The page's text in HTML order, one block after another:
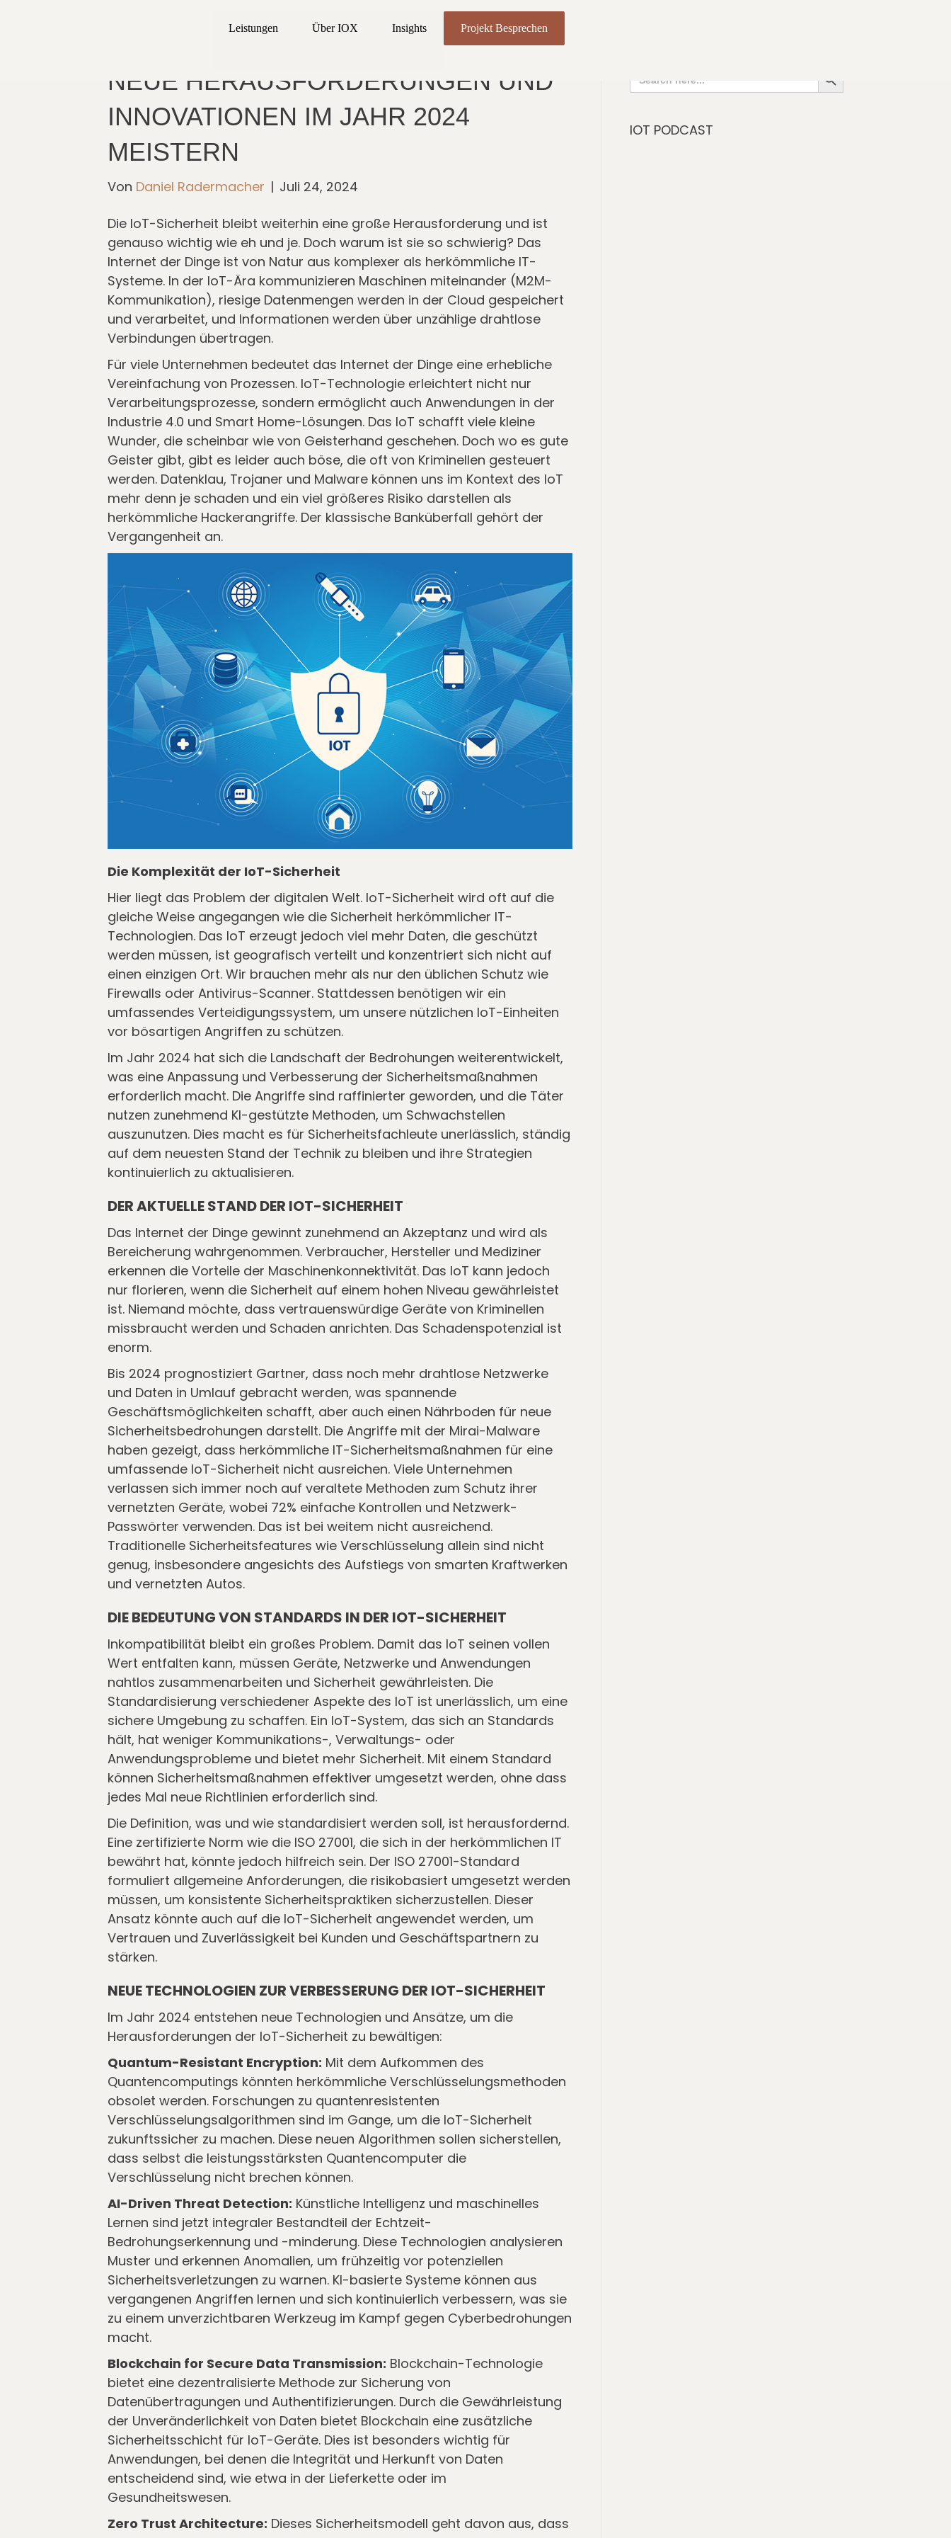
Leistungen Über IOX Insights Projekt Besprechen
DIE ZUKUNFT DER IOT-SICHERHEIT:
NEUE HERAUSFORDERUNGEN UND
INNOVATIONEN IM JAHR 2024
MEISTERN
Von Daniel Radermacher | Juli 24, 2024
Die IoT-Sicherheit bleibt weiterhin eine große Herausforderung und ist
genauso wichtig wie eh und je. Doch warum ist sie so schwierig? Das
Internet der Dinge ist von Natur aus komplexer als herkömmliche IT-
Systeme. In der IoT-Ära kommunizieren Maschinen miteinander (M2M-
Kommunikation), riesige Datenmengen werden in der Cloud gespeichert
und verarbeitet, und Informationen werden über unzählige drahtlose
Verbindungen übertragen.
Für viele Unternehmen bedeutet das Internet der Dinge eine erhebliche
Vereinfachung von Prozessen. IoT-Technologie erleichtert nicht nur
Verarbeitungsprozesse, sondern ermöglicht auch Anwendungen in der
Industrie 4.0 und Smart Home-Lösungen. Das IoT schafft viele kleine
Wunder, die scheinbar wie von Geisterhand geschehen. Doch wo es gute
Geister gibt, gibt es leider auch böse, die oft von Kriminellen gesteuert
werden. Datenklau, Trojaner und Malware können uns im Kontext des IoT
mehr denn je schaden und ein viel größeres Risiko darstellen als
herkömmliche Hackerangriffe. Der klassische Banküberfall gehört der
Vergangenheit an.
Die Komplexität der IoT-Sicherheit
Hier liegt das Problem der digitalen Welt. IoT-Sicherheit wird oft auf die
gleiche Weise angegangen wie die Sicherheit herkömmlicher IT-
Technologien. Das IoT erzeugt jedoch viel mehr Daten, die geschützt
werden müssen, ist geografisch verteilt und konzentriert sich nicht auf
einen einzigen Ort. Wir brauchen mehr als nur den üblichen Schutz wie
Firewalls oder Antivirus-Scanner. Stattdessen benötigen wir ein
umfassendes Verteidigungssystem, um unsere nützlichen IoT-Einheiten
vor bösartigen Angriffen zu schützen.
Im Jahr 2024 hat sich die Landschaft der Bedrohungen weiterentwickelt,
was eine Anpassung und Verbesserung der Sicherheitsmaßnahmen
erforderlich macht. Die Angriffe sind raffinierter geworden, und die Täter
nutzen zunehmend KI-gestützte Methoden, um Schwachstellen
auszunutzen. Dies macht es für Sicherheitsfachleute unerlässlich, ständig
auf dem neuesten Stand der Technik zu bleiben und ihre Strategien
kontinuierlich zu aktualisieren.
DER AKTUELLE STAND DER IOT-SICHERHEIT
Das Internet der Dinge gewinnt zunehmend an Akzeptanz und wird als
Bereicherung wahrgenommen. Verbraucher, Hersteller und Mediziner
erkennen die Vorteile der Maschinenkonnektivität. Das IoT kann jedoch
nur florieren, wenn die Sicherheit auf einem hohen Niveau gewährleistet
ist. Niemand möchte, dass vertrauenswürdige Geräte von Kriminellen
missbraucht werden und Schaden anrichten. Das Schadenspotenzial ist
enorm.
Bis 2024 prognostiziert Gartner, dass noch mehr drahtlose Netzwerke
und Daten in Umlauf gebracht werden, was spannende
Geschäftsmöglichkeiten schafft, aber auch einen Nährboden für neue
Sicherheitsbedrohungen darstellt. Die Angriffe mit der Mirai-Malware
haben gezeigt, dass herkömmliche IT-Sicherheitsmaßnahmen für eine
umfassende IoT-Sicherheit nicht ausreichen. Viele Unternehmen
verlassen sich immer noch auf veraltete Methoden zum Schutz ihrer
vernetzten Geräte, wobei 72% einfache Kontrollen und Netzwerk-
Passwörter verwenden. Das ist bei weitem nicht ausreichend.
Traditionelle Sicherheitsfeatures wie Verschlüsselung allein sind nicht
genug, insbesondere angesichts des Aufstiegs von smarten Kraftwerken
und vernetzten Autos.
DIE BEDEUTUNG VON STANDARDS IN DER IOT-SICHERHEIT
Inkompatibilität bleibt ein großes Problem. Damit das IoT seinen vollen
Wert entfalten kann, müssen Geräte, Netzwerke und Anwendungen
nahtlos zusammenarbeiten und Sicherheit gewährleisten. Die
Standardisierung verschiedener Aspekte des IoT ist unerlässlich, um eine
sichere Umgebung zu schaffen. Ein IoT-System, das sich an Standards
hält, hat weniger Kommunikations-, Verwaltungs- oder
Anwendungsprobleme und bietet mehr Sicherheit. Mit einem Standard
können Sicherheitsmaßnahmen effektiver umgesetzt werden, ohne dass
jedes Mal neue Richtlinien erforderlich sind.
Die Definition, was und wie standardisiert werden soll, ist herausfordernd.
Eine zertifizierte Norm wie die ISO 27001, die sich in der herkömmlichen IT
bewährt hat, könnte jedoch hilfreich sein. Der ISO 27001-Standard
formuliert allgemeine Anforderungen, die risikobasiert umgesetzt werden
müssen, um konsistente Sicherheitspraktiken sicherzustellen. Dieser
Ansatz könnte auch auf die IoT-Sicherheit angewendet werden, um
Vertrauen und Zuverlässigkeit bei Kunden und Geschäftspartnern zu
stärken.
NEUE TECHNOLOGIEN ZUR VERBESSERUNG DER IOT-SICHERHEIT
Im Jahr 2024 entstehen neue Technologien und Ansätze, um die
Herausforderungen der IoT-Sicherheit zu bewältigen:
Quantum-Resistant Encryption: Mit dem Aufkommen des
Quantencomputings könnten herkömmliche Verschlüsselungsmethoden
obsolet werden. Forschungen zu quantenresistenten
Verschlüsselungsalgorithmen sind im Gange, um die IoT-Sicherheit
zukunftssicher zu machen. Diese neuen Algorithmen sollen sicherstellen,
dass selbst die leistungsstärksten Quantencomputer die
Verschlüsselung nicht brechen können.
AI-Driven Threat Detection: Künstliche Intelligenz und maschinelles
Lernen sind jetzt integraler Bestandteil der Echtzeit-
Bedrohungserkennung und -minderung. Diese Technologien analysieren
Muster und erkennen Anomalien, um frühzeitig vor potenziellen
Sicherheitsverletzungen zu warnen. KI-basierte Systeme können aus
vergangenen Angriffen lernen und sich kontinuierlich verbessern, was sie
zu einem unverzichtbaren Werkzeug im Kampf gegen Cyberbedrohungen
macht.
Blockchain for Secure Data Transmission: Blockchain-Technologie
bietet eine dezentralisierte Methode zur Sicherung von
Datenübertragungen und Authentifizierungen. Durch die Gewährleistung
der Unveränderlichkeit von Daten bietet Blockchain eine zusätzliche
Sicherheitsschicht für IoT-Geräte. Dies ist besonders wichtig für
Anwendungen, bei denen die Integrität und Herkunft von Daten
entscheidend sind, wie etwa in der Lieferkette oder im
Gesundheitswesen.
Zero Trust Architecture: Dieses Sicherheitsmodell geht davon aus, dass
for:
IOT PODCAST